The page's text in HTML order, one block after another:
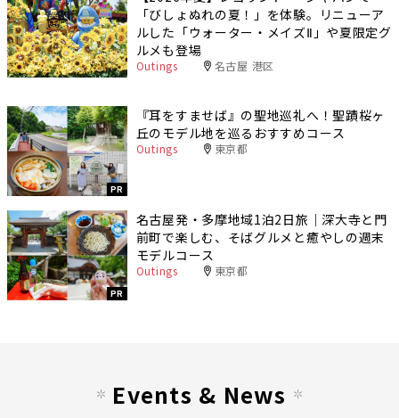
「びしょぬれの夏！」を体験。リニューア
ルした「ウォーター・メイズⅡ」や夏限定グ
ルメも登場
Outings 名古屋 港区
PR
『耳をすませば』の聖地巡礼へ！聖蹟桜ヶ
丘のモデル地を巡るおすすめコース
Outings 東京都
PR
名古屋発・多摩地域1泊2日旅｜深大寺と門
前町で楽しむ、そばグルメと癒やしの週末
モデルコース
Outings 東京都
Events & News